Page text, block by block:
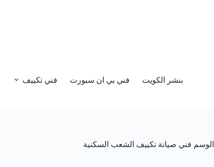
بنشر الكويت فني بي ان سبورت فني تكييف
الوسم فني صيانة تكييف الشعب السكنية